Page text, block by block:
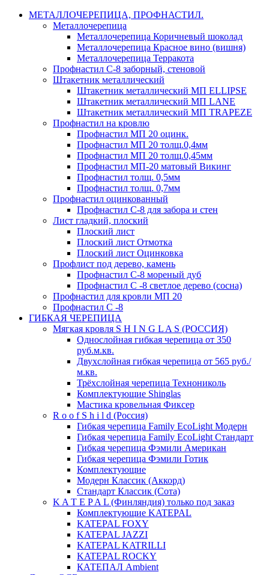
МЕТАЛЛОЧЕРЕПИЦА, ПРОФНАСТИЛ.
Металлочерепица
Металлочерепица Коричневый шоколад
Металлочерепица Красное вино (вишня)
Металлочерепица Терракота
Профнастил С-8 заборный, стеновой
Штакетник металлический
Штакетник металлический МП ELLIPSE
Штакетник металлический МП LАNE
Штакетник металлический МП TRAPEZE
Профнастил на кровлю
Профнастил МП 20 оцинк.
Профнастил МП 20 толщ.0,4мм
Профнастил МП 20 толщ.0,45мм
Профнастил МП-20 матовый Викинг
Профнастил толщ. 0,5мм
Профнастил толщ. 0,7мм
Профнастил оцинкованный
Профнастил С-8 для забора и стен
Лист гладкий, плоский
Плоский лист
Плоский лист Отмотка
Плоский лист Оцинковка
Профлист под дерево, камень
Профнастил С-8 мореный дуб
Профнастил С -8 светлое дерево (сосна)
Профнастил для кровли МП 20
Профнастил С -8
ГИБКАЯ ЧЕРЕПИЦА
Мягкая кровля S H I N G L A S (РОССИЯ)
Однослойная гибкая черепица от 350
руб.м.кв.
Двухслойная гибкая черепица от 565 руб./
м.кв.
Трёхслойная черепица Технониколь
Комплектующие Shinglas
Мастика кровельная Фиксер
R o o f S h i l d (Россия)
Гибкая черепица Family ЕсоLight Модерн
Гибкая черепица Family ЕсоLight Стандарт
Гибкая черепица Фэмили Американ
Гибкая черепица Фэмили Готик
Комплектующие
Модерн Классик (Аккорд)
Стандарт Классик (Сота)
K A T E P A L (Финляндия) только под заказ
Комплектующие KATEPAL
KATEPAL FOXY
KATEPAL JAZZI
KATEPAL KATRILLI
KATEPAL ROCKY
КАТЕПАЛ Ambient